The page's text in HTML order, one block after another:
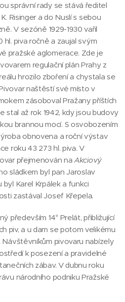
správní rady se stává ředitel
Risinger a do Nuslí s sebou
V sezóně 1929-1930 vařil
piva ročně a zaujal svým
pražské aglomerace. Zde je
regulační plán Prahy z
hrozilo zboření a chystala se
naštěstí své místo v
zásoboval Pražany příštích
stal až rok 1942, kdy jsou budovy
brannou mocí. S osvobozením
obnovena a roční výstav
roku 43 273 hl. piva. V
přejmenován naAkciový
sládkem byl pan Jaroslav
Karel Krpálek a funkci
zastával Josef Křepela.
především 14° Prelát, přibližující
piv, a u dam se potom velikému
pivovaru nabízely
k posezení a pravidelné
zábav. V dubnu roku
národního podniku Pražské